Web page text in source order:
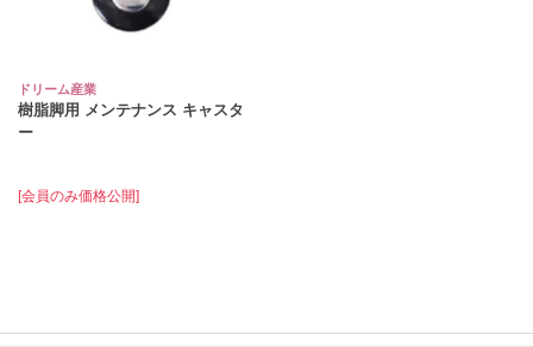
ドリーム産業
樹脂脚用 メンテナンス キャスタ
ー
[会員のみ価格公開]